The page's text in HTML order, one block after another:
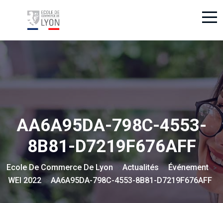
AA6A95DA-798C-4553-
8B81-D7219F676AFF
Ecole De Commerce De Lyon Actualités >Événement >
WEI 2022 > AA6A95DA-798C-4553-8B81-D7219F676AFF